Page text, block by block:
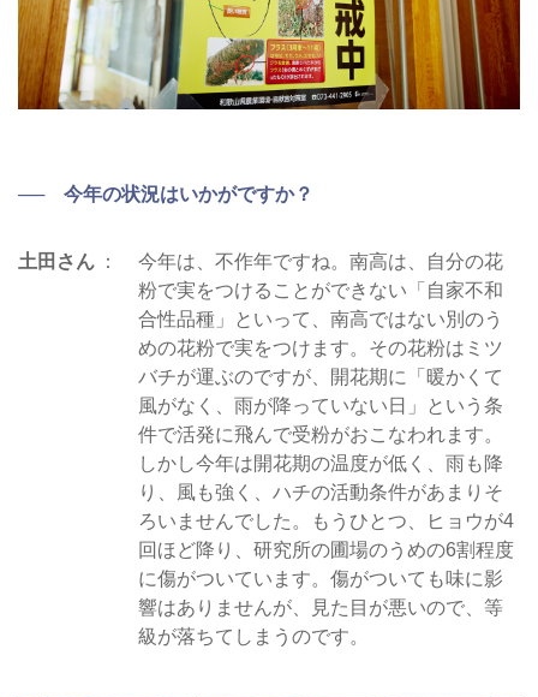
── 今年の状況はいかがですか？
土田さん
今年は、不作年ですね。南高は、自分の花
粉で実をつけることができない「自家不和
合性品種」といって、南高ではない別のう
めの花粉で実をつけます。その花粉はミツ
バチが運ぶのですが、開花期に「暖かくて
風がなく、雨が降っていない日」という条
件で活発に飛んで受粉がおこなわれます。
しかし今年は開花期の温度が低く、雨も降
り、風も強く、ハチの活動条件があまりそ
ろいませんでした。もうひとつ、ヒョウが4
回ほど降り、研究所の圃場のうめの6割程度
に傷がついています。傷がついても味に影
響はありませんが、見た目が悪いので、等
級が落ちてしまうのです。